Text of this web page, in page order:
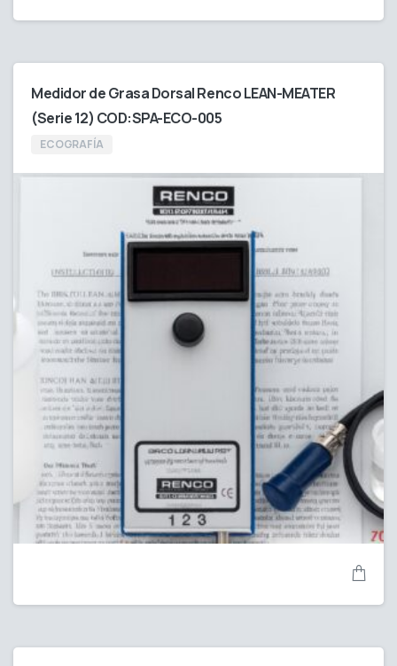
Medidor de Grasa Dorsal Renco LEAN-MEATER
(Serie 12) COD:SPA-ECO-005
ECOGRAFÍA